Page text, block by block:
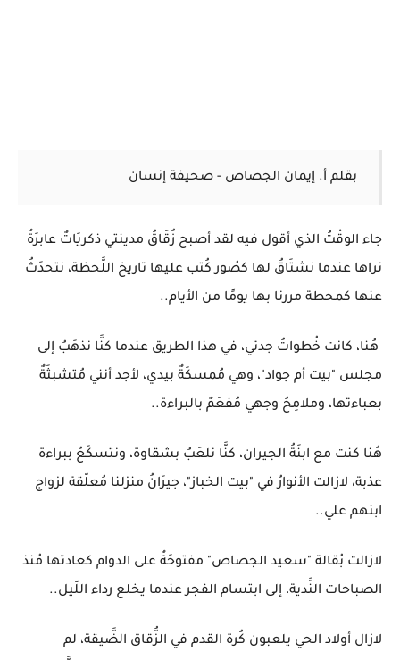
بقلم أ. إيمان الجصاص - صحيفة إنسان
جاء الوقْتُ الذي أقول فيه لقد أصبح زُقَاقُ مدينتي ذكريَاتٌ عابرَةٌ
نراها عندما نشتَاقُ لها كصُور كُتب عليها تاريخ اللَّحظة، نتحدَثُ
عنها كمحطة مررنا بها يومًا من الأيام..
هُنا، كانت خُطواتُ جدتي، في هذا الطريق عندما كنَّا نذهَبُ إلى
مجلس "بيت أم جواد"، وهي مُمسكَةٌ بيدي، لأجد أنني مُتشبثَةٌ
بعباءتها، وملامِحُ وجهي مُفعَمٌ بالبراءة..
هُنا كنت مع ابنَةُ الجيران، كنَّا نلعَبُ بشقاوة، ونتسكَعُ ببراءة
عذبة، لازالت الأنوارُ في "بيت الخباز"، جيرَانُ منزلنا مُعلّقة لزواج
ابنهم علي..
لازالت بُقالة "سعيد الجصاص" مفتوحَةٌ على الدوام كعادتها مُنذ
الصباحات النَّدية، إلى ابتسام الفجر عندما يخلع رداء اللّيل..
لازال أولاد الحي يلعبون كُرة القدم في الزُّقاق الضَّيقة، لم